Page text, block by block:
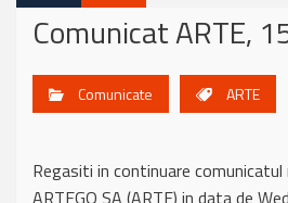
Comunicat ARTE,
Comunicate ARTE
Regasiti in continuare
ARTEGO SA (ARTE) in data de